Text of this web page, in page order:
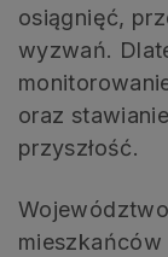
osiągnięć,
wyzwań.
oraz
przyszłość.